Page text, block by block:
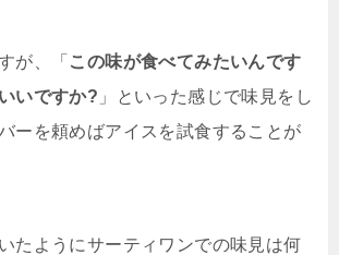
が、「 この味が食べてみたいんです
いですか? 」といった感じで味見をし
ーを頼めばアイスを試食することが
たようにサーティワンでの味見は何